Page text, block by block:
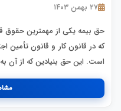
۲۷ بهمن ۱۴۰۳
حق بیمه یکی از مهمترین حقوق
که در قانون کار و قانون تأمین
است. این حق بنیادین که از آن